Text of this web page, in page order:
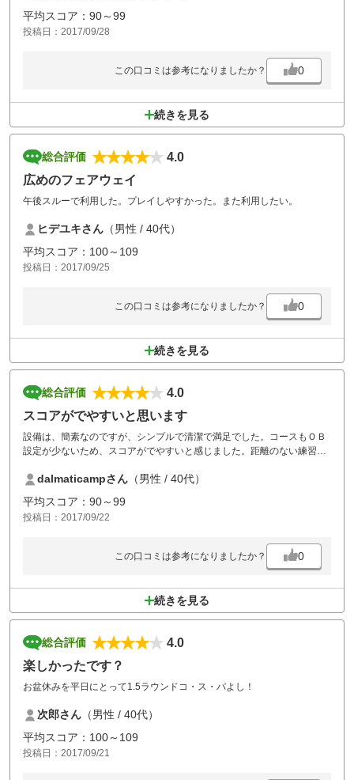
平均スコア：90～99
投稿日：2017/09/28
この口コミは参考になりましたか？ 0
続きを見る
総合評価
4.0
広めのフェアウェイ
午後スルーで利用した。プレイしやすかった。また利用したい。
ヒデユキさん （男性 / 40代）
平均スコア：100～109
投稿日：2017/09/25
この口コミは参考になりましたか？ 0
続きを見る
総合評価
4.0
スコアがでやすいと思います
設備は、簡素なのですが、シンプルで清潔で満足でした。コースもＯＢ
設定が少ないため、スコアがでやすいと感じました。距離のない練習場
になりました。
dalmaticampさん （男性 / 40代）
平均スコア：90～99
投稿日：2017/09/22
この口コミは参考になりましたか？ 0
続きを見る
総合評価
4.0
楽しかったです？
お盆休みを平日にとって1.5ラウンドコ・ス・パよし！
次郎さん （男性 / 40代）
平均スコア：100～109
投稿日：2017/09/21